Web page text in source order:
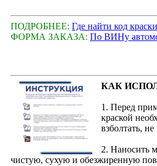
ПОДРОБНЕЕ: Где найти код краски
ФОРМА ЗАКАЗА: По ВИНу
КАК
1. Перед
краской
взболтать,
2. Наносить
чистую, сухую и обезжиренную